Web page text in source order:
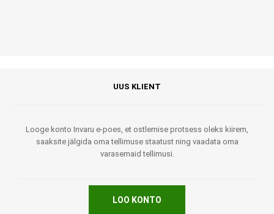
UUS KLIENT
Looge konto Invaru e-poes, et ostlemise protsess oleks kiirem,
saaksite jälgida oma tellimuse staatust ning vaadata oma
varasemaid tellimusi.
LOO KONTO